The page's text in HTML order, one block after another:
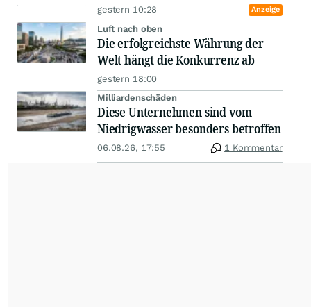
gestern 10:28 Anzeige
Luft nach oben
Die erfolgreichste Währung der
Welt hängt die Konkurrenz ab
gestern 18:00
Milliardenschäden
Diese Unternehmen sind vom
Niedrigwasser besonders betroffen
06.08.26, 17:55 1 Kommentar